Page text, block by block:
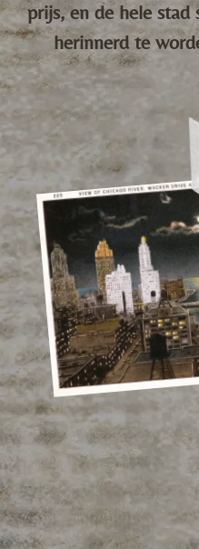
prijs, en de hele
herinnerd te